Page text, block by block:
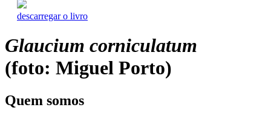
descarregar o livro
Glaucium corniculatum
(foto: Miguel Porto)
Quem somos